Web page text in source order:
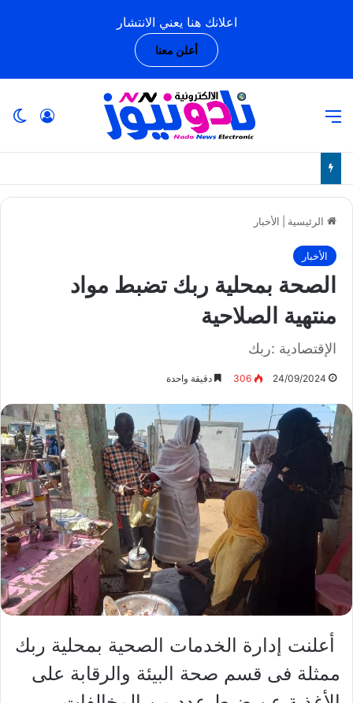
اعلانك هنا يعني الانتشار
أعلن معنا
الرئيسية الأخبار
الأخبار
الصحة بمحلية ربك تضبط مواد
منتهية الصلاحية
الإقتصادية :ربك
24/09/2024
306 دقيقة واحدة
أعلنت إدارة الخدمات الصحية بمحلية ربك
ممثلة فى قسم صحة البيئة والرقابة على